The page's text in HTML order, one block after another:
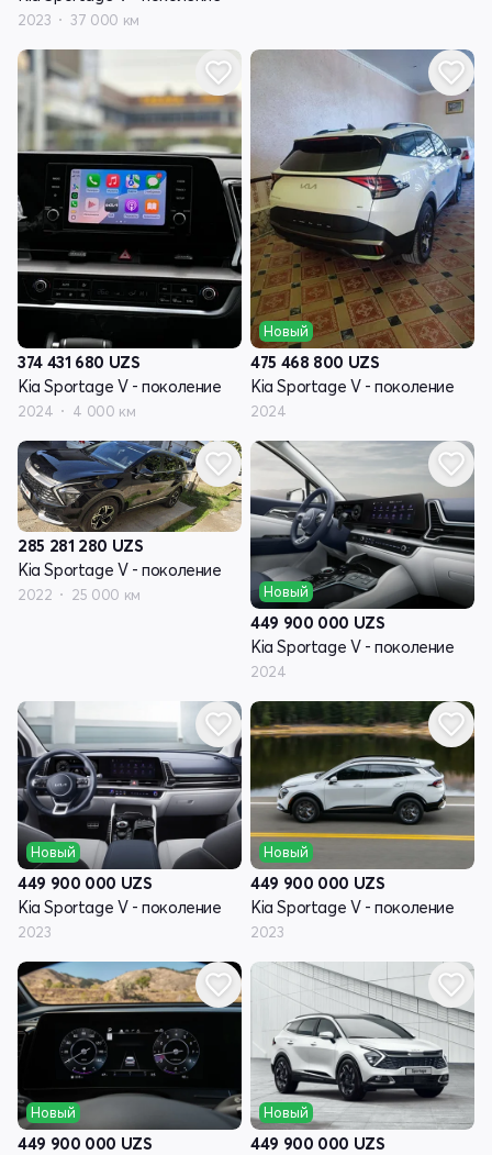
2023 37 000 км
374 431 680 UZS
Kia Sportage V - поколение
2024 4 000 км
Новый
475 468 800 UZS
Kia Sportage V - поколение
2024
285 281 280 UZS
Kia Sportage V - поколение
2022 25 000 км Новый
449 900 000 UZS
Kia Sportage V - поколение
2024
Новый
449 900 000 UZS
Kia Sportage V - поколение
2023
Новый
449 900 000 UZS
Kia Sportage V - поколение
2023
Новый
449 900 000 UZS
Новый
449 900 000 UZS